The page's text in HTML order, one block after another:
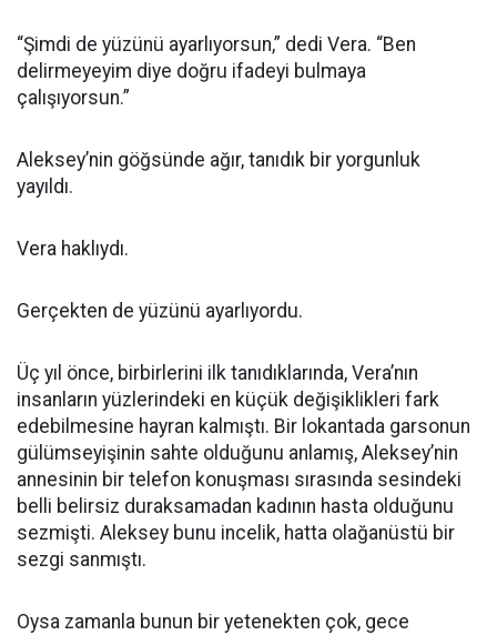
“Şimdi de yüzünü ayarlıyorsun,” dedi Vera. “Ben
delirmeyeyim diye doğru ifadeyi bulmaya
çalışıyorsun.”
Aleksey’nin göğsünde ağır, tanıdık bir yorgunluk
yayıldı.
Vera haklıydı.
Gerçekten de yüzünü ayarlıyordu.
Üç yıl önce, birbirlerini ilk tanıdıklarında, Vera’nın
insanların yüzlerindeki en küçük değişiklikleri fark
edebilmesine hayran kalmıştı. Bir lokantada garsonun
gülümseyişinin sahte olduğunu anlamış, Aleksey’nin
annesinin bir telefon konuşması sırasında sesindeki
belli belirsiz duraksamadan kadının hasta olduğunu
sezmişti. Aleksey bunu incelik, hatta olağanüstü bir
sezgi sanmıştı.
Oysa zamanla bunun bir yetenekten çok, gece